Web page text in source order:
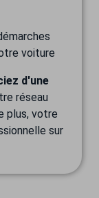
voiture
d'une
réseau
plus, votre
sur